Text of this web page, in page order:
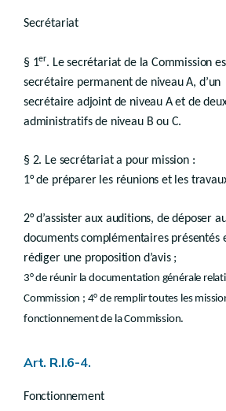
Art. R.VII.9-1
Chapitre 4
Ordre d’interruption des travaux
Section 1re
Ordre verbal
Art. D.VII.8
Art. D.VII.9
Section 3 Demande de
Art. D.VII.10
Art. D.VII.11
Chapitre 5 Poursuite devant le
Chapitre 6 Transaction et
Section 1ère
Absence de
Section 2 Concertation
(Régularisation
Art. R.VII.19-1
Art. R.VII.19-2
Chapitre 8
Livre VIII PARTICIPATION DU PUBLIC ET EVALUATION DES
er
Secrétariat
§ 1er. Le secrétariat de la Commission
secrétaire permanent de niveau A, d’un
secrétaire adjoint de niveau A et de
administratifs de niveau B ou C.
§ 2. Le secrétariat a pour mission :
1° de préparer les réunions et les
2° d’assister aux auditions, de déposer
documents complémentaires présentés
rédiger une proposition d’avis ;
3° de réunir la documentation générale
Commission ; 4° de remplir toutes les
fonctionnement de la Commission.
Art. R.I.6-4.
Fonctionnement